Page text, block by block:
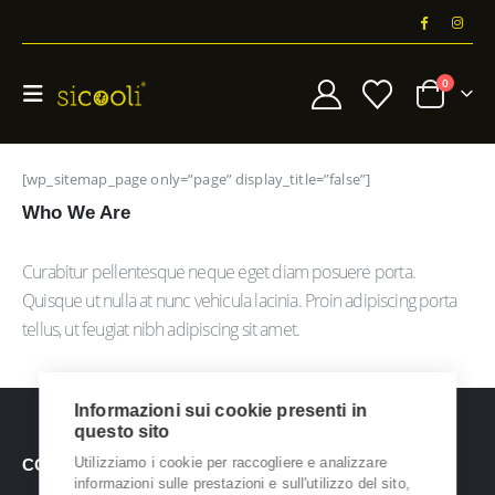
0
[wp_sitemap_page only=”page” display_title=”false”]
Who We Are
Curabitur pellentesque neque eget diam posuere porta.
Quisque ut nulla at nunc vehicula lacinia. Proin adipiscing porta
tellus, ut feugiat nibh adipiscing sit amet.
CONTATTI
Informazioni sui cookie presenti in
questo sito
Utilizziamo i cookie per raccogliere e analizzare
informazioni sulle prestazioni e sull'utilizzo del sito,